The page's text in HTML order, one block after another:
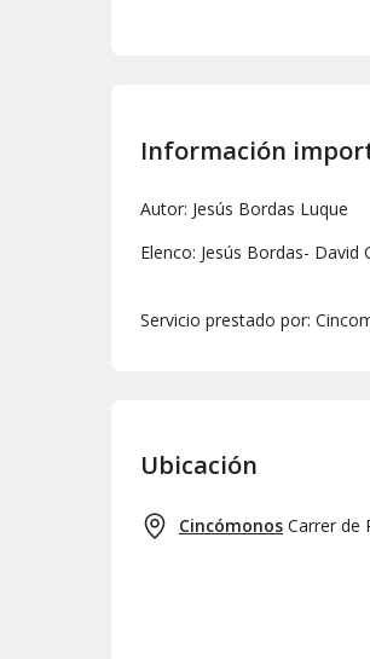
Información
Autor: Jesús Bordas Luque
Elenco: Jesús Bordas-
Servicio prestado por:
Ubicación
Cincómonos Carrer de